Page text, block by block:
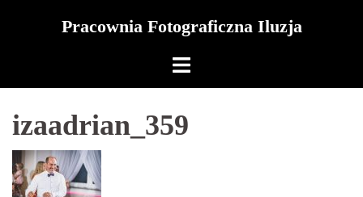
Pracownia Fotograficzna Iluzja
izaadrian_359